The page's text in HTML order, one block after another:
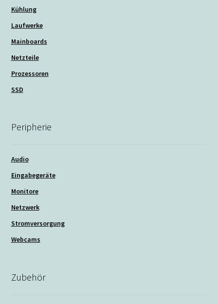
Kühlung
Laufwerke
Mainboards
Netzteile
Prozessoren
SSD
Peripherie
Audio
Eingabegeräte
Monitore
Netzwerk
Stromversorgung
Webcams
Zubehör